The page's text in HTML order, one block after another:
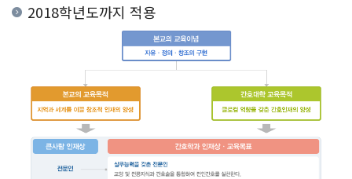
2018학년도까지 적용